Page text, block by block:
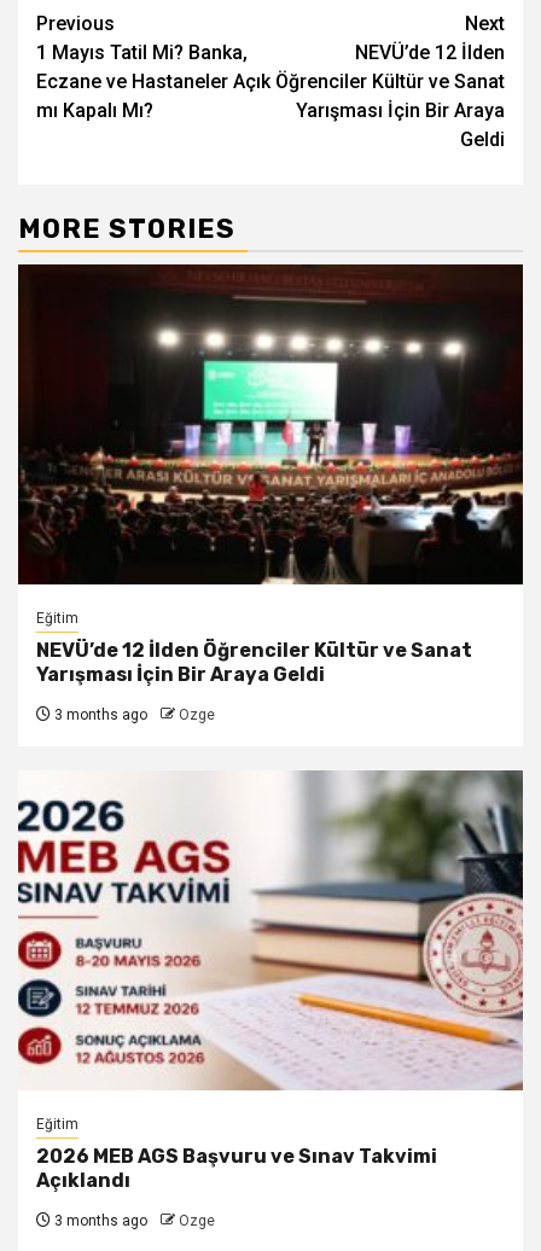
Post
navigation
Previous
1 Mayıs Tatil Mi? Banka,
Eczane ve Hastaneler Açık
mı Kapalı Mı?
Next
NEVÜ’de 12 İlden
Öğrenciler Kültür ve Sanat
Yarışması İçin Bir Araya
Geldi
MORE STORIES
Eğitim
NEVÜ’de 12 İlden Öğrenciler Kültür ve Sanat
Yarışması İçin Bir Araya Geldi
3 months ago Ozge
Eğitim
2026 MEB AGS Başvuru ve Sınav Takvimi
Açıklandı
3 months ago Ozge